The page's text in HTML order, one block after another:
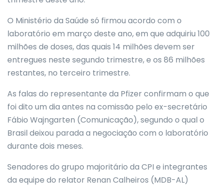
O Ministério da Saúde só firmou acordo com o
laboratório em março deste ano, em que adquiriu 100
milhões de doses, das quais 14 milhões devem ser
entregues neste segundo trimestre, e os 86 milhões
restantes, no terceiro trimestre.
As falas do representante da Pfizer confirmam o que
foi dito um dia antes na comissão pelo ex-secretário
Fábio Wajngarten (Comunicação), segundo o qual o
Brasil deixou parada a negociação com o laboratório
durante dois meses.
Senadores do grupo majoritário da CPI e integrantes
da equipe do relator Renan Calheiros (MDB-AL)